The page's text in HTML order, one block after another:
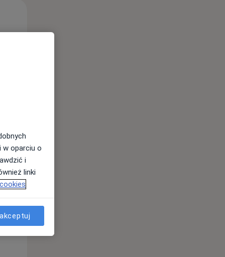
Wt,
w oparciu o
i
linki